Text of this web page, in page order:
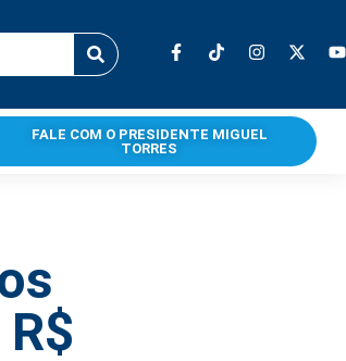
FALE COM O PRESIDENTE MIGUEL
TORRES